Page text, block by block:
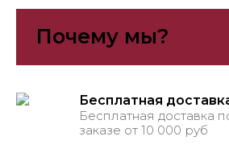
Почему мы?
Бесплатная
Бесплатная доставка
заказе от 10 000 руб